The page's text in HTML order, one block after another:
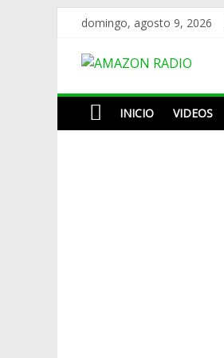
content
domingo, agosto 9, 2026
AMAZON
RADIO
INICIO VIDEOS